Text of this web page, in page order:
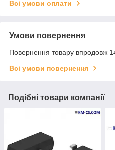
Всі умови оплати
Умови повернення
Повернення товару впродовж
Всі умови повернення
Подібні товари компанії